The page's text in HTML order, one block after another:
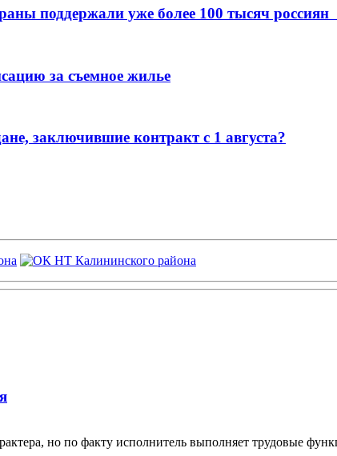
поддержали уже более 100 тысяч россиян
за съемное жилье
заключившие контракт с 1 августа?
но по факту исполнитель выполняет трудовые